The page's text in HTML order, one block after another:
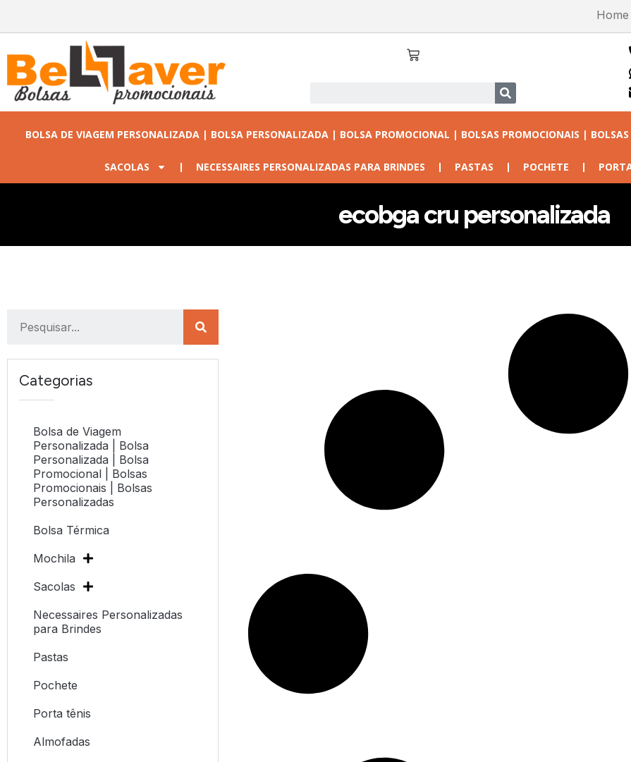
Home
BOLSA DE VIAGEM PERSONALIZADA | BOLSA PERSONALIZADA | BOLSA PROMOCIONAL | BOLSAS PROMOCIONAIS | BOLSAS
SACOLAS NECESSAIRES PERSONALIZADAS PARA BRINDES PASTAS POCHETE
ecobga cru personalizada
Categorias
Bolsa de Viagem
Personalizada | Bolsa
Personalizada | Bolsa
Promocional | Bolsas
Promocionais | Bolsas
Personalizadas
Bolsa Térmica
Mochila
Sacolas
Necessaires Personalizadas
para Brindes
Pastas
Pochete
Porta tênis
Almofadas